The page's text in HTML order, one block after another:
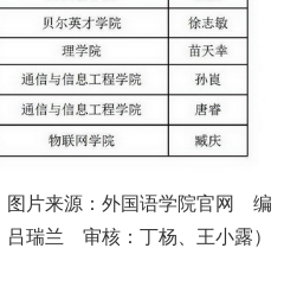
图片来源：外国语学院官网 编
吕瑞兰 审核：丁杨、王小露）